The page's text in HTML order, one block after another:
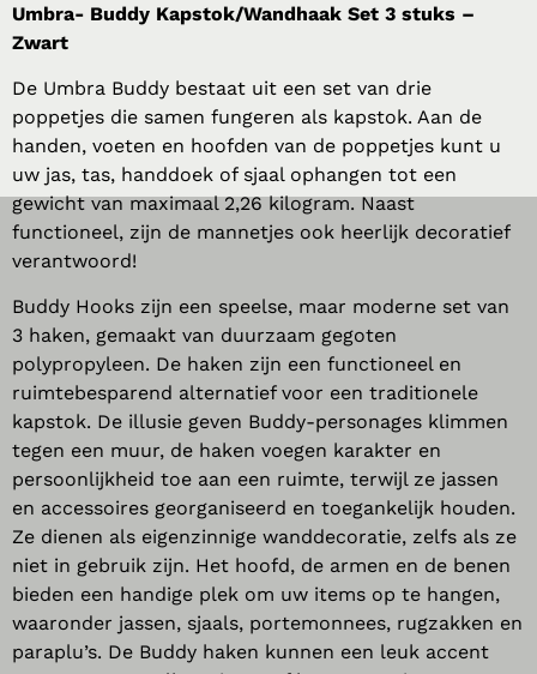
Umbra- Buddy Kapstok/Wandhaak Set 3 stuks –
Zwart
De Umbra Buddy bestaat uit een set van drie
poppetjes die samen fungeren als kapstok. Aan de
handen, voeten en hoofden van de poppetjes kunt u
uw jas, tas, handdoek of sjaal ophangen tot een
gewicht van maximaal 2,26 kilogram. Naast
functioneel, zijn de mannetjes ook heerlijk decoratief
verantwoord!
Buddy Hooks zijn een speelse, maar moderne set van
3 haken, gemaakt van duurzaam gegoten
polypropyleen. De haken zijn een functioneel en
ruimtebesparend alternatief voor een traditionele
kapstok. De illusie geven Buddy-personages klimmen
tegen een muur, de haken voegen karakter en
persoonlijkheid toe aan een ruimte, terwijl ze jassen
en accessoires georganiseerd en toegankelijk houden.
Ze dienen als eigenzinnige wanddecoratie, zelfs als ze
niet in gebruik zijn. Het hoofd, de armen en de benen
bieden een handige plek om uw items op te hangen,
waaronder jassen, sjaals, portemonnees, rugzakken en
paraplu’s. De Buddy haken kunnen een leuk accent